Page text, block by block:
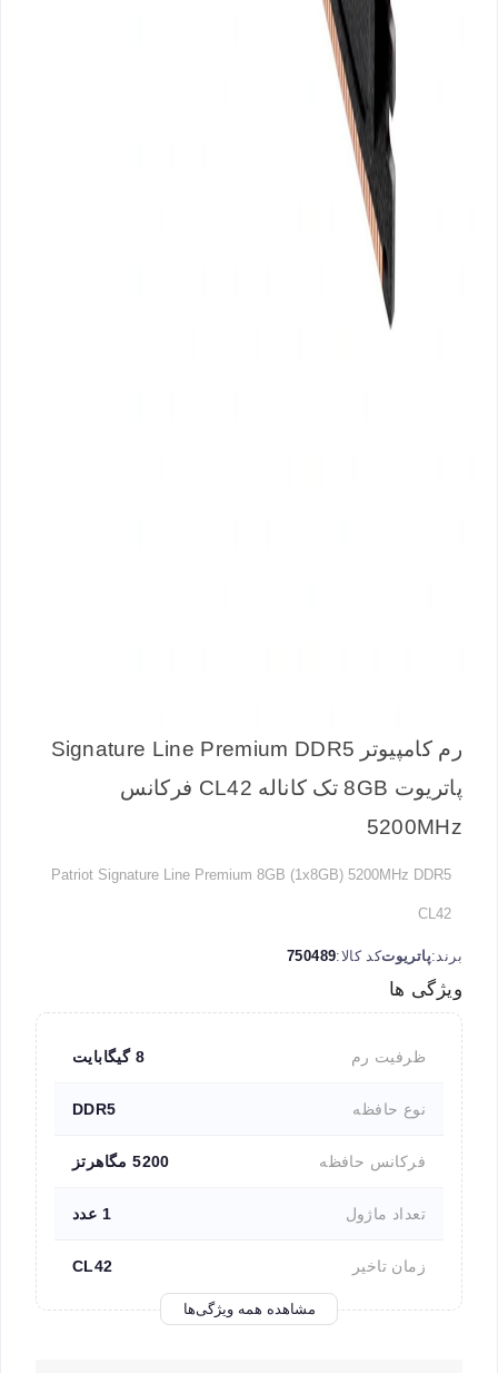
رم کامپیوتر Signature Line Premium DDR5
پاتریوت 8GB تک کاناله CL42 فرکانس
5200MHz
Patriot Signature Line Premium 8GB (1x8GB) 5200MHz DDR5
CL42
برند:پاتریوتکد کالا:750489
ویژگی ها
ظرفیت رم 8 گیگابایت
نوع حافظه DDR5
فرکانس حافظه 5200 مگاهرتز
تعداد ماژول 1 عدد
زمان تاخیر CL42
مشاهده همه ویژگی‌ها